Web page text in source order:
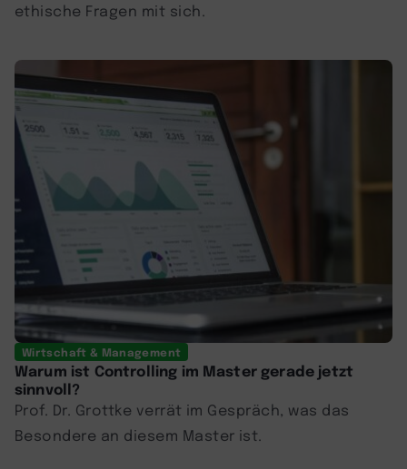
ethische Fragen mit sich.
Wirtschaft & Management
Warum ist Controlling im Master gerade jetzt
sinnvoll?
Prof. Dr. Grottke verrät im Gespräch, was das
Besondere an diesem Master ist.